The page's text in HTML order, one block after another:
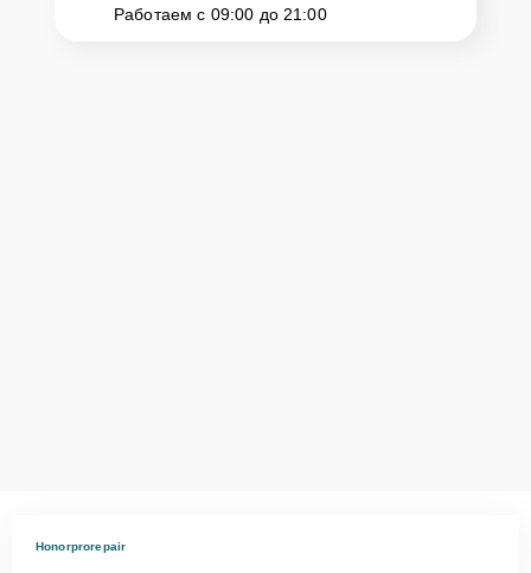
Для запуска процесса ремонта телефона Honor Honor 90 нужно
Работаем с 09:00 до 21:00
Honorprorepair